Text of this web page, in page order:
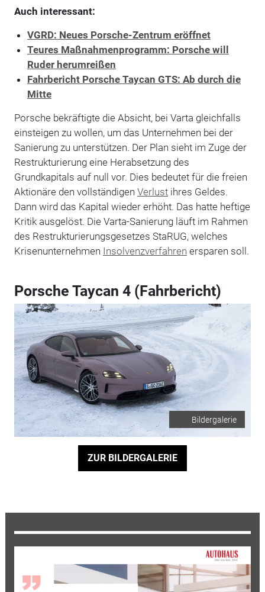
Auch interessant:
VGRD: Neues Porsche-Zentrum eröffnet
Teures Maßnahmenprogramm: Porsche will
Ruder herumreißen
Fahrbericht Porsche Taycan GTS: Ab durch die
Mitte
Porsche bekräftigte die Absicht, bei Varta gleichfalls
einsteigen zu wollen, um das Unternehmen bei der
Sanierung zu unterstützen. Der Plan sieht im Zuge der
Restrukturierung eine Herabsetzung des
Grundkapitals auf null vor. Dies bedeutet für die freien
Aktionäre den vollständigen Verlustihres Geldes.
Dann wird das Kapital wieder erhöht. Das hatte heftige
Kritik ausgelöst. Die Varta-Sanierung läuft im Rahmen
des Restrukturierungsgesetzes StaRUG, welches
Krisenunternehmen Insolvenzverfahren ersparen soll.
Porsche Taycan 4 (Fahrbericht)
Bildergalerie
ZUR BILDERGALERIE